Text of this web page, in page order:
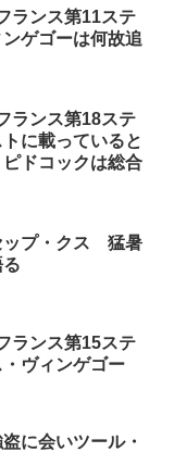
ランス第11ステ
ゲゴーは何故追
ランス第18ステ
に載っていると
ドコックは総合
ップ・クス 猛暑
ランス第15ステ
ヴィンゲゴー
に会いツール・